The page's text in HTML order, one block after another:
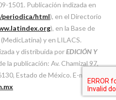
1501. Publicación indizada en
periodica/html), en el Directorio
), en la Base de
y en LILACS.
y distribuida porEDICIÓN Y
la publicación: Av. Chamizal 97,
Estado de México. E-mail: